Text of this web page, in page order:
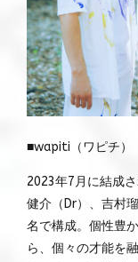
■wapiti（ワピチ）
2023年7月に結成
健介（Dr）、吉村
名で構成。個性豊
ら、個々の才能を